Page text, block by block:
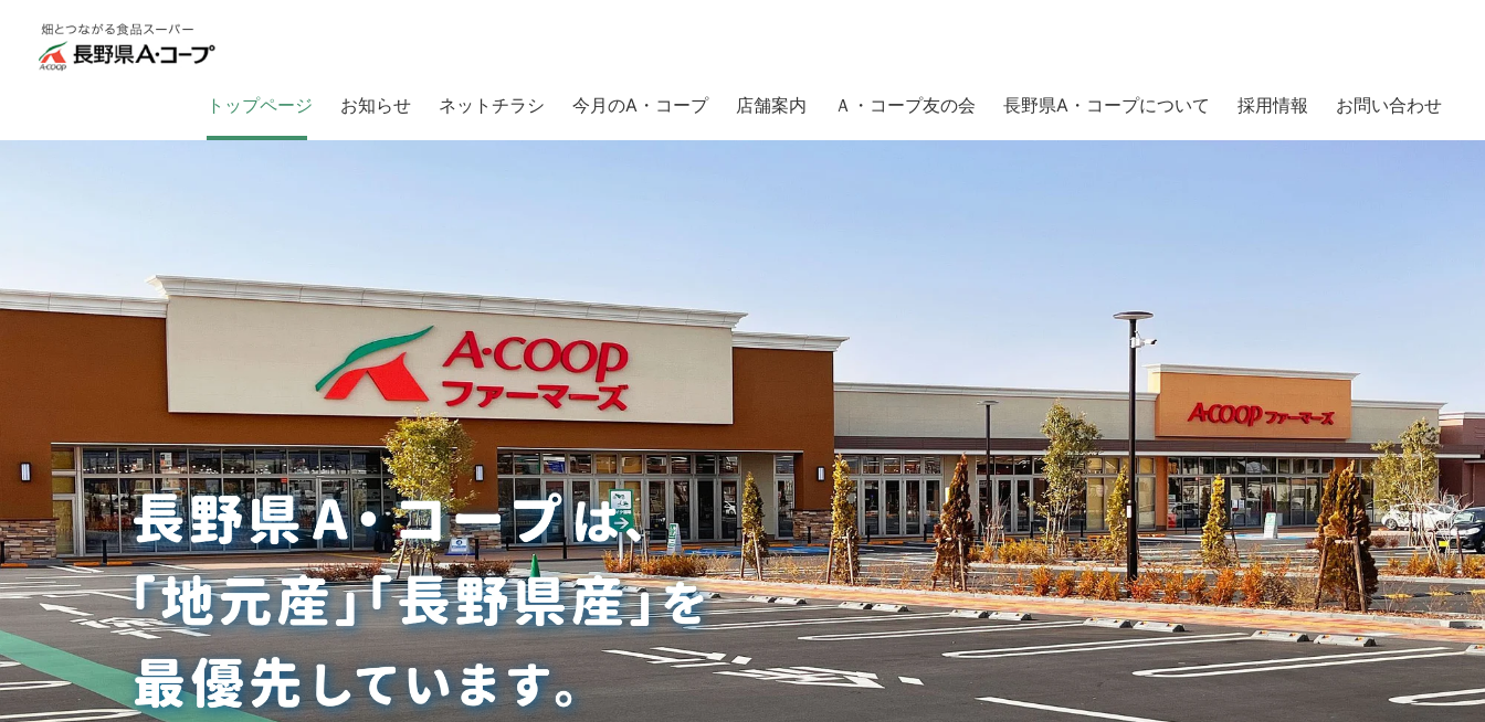
トップページ お知らせ ネットチラシ 今月のA・コープ 店舗案内 Ａ・コープ友の会 長野県A・コープについて 採用情報 お問い合わせ